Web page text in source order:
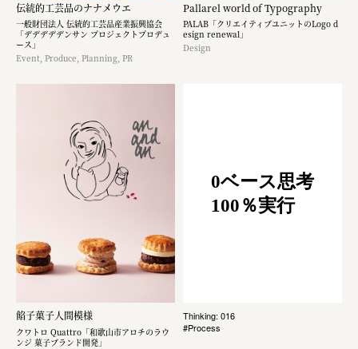
伝統的工芸品のナナメウエ
一般財団法人 伝統的工芸品産業振興協会
「デデデデデンサン プロジェクトプロデュ
ース」
Event, Produce, Planning, PR
Pallarel world of Typography
PALAB「クリエイティブユニットのLogo d
esign renewal」
Design
餡子菓子人間模様
クワトロ Quattro「和歌山市アロチのラウ
ンジ 菓子ブランド開発」
0ベース思考
100％実行
Thinking: 016
#Process